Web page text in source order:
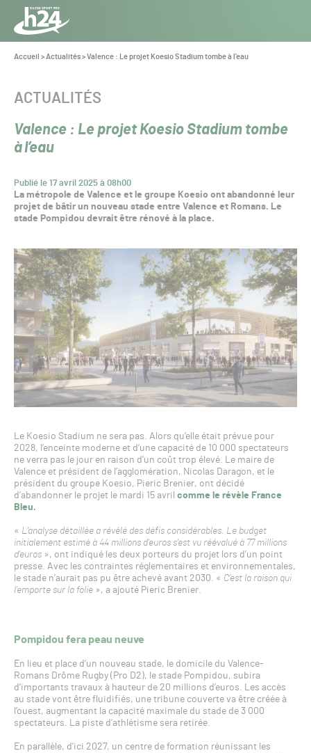
Panneau de gestion des cookies
Aller au contenu
Toute
l’info
Pro
Vous
Accueil >Actualités>Valence : Le projet Koesio Stadium tombe à l’eau
Valence : Le projet Koesio Stadium tombe
à l’eau
Publié le 17 avril 2025 à 08h00
CATÉGORIE :
ACTUALITÉS
La métropole de Valence et le groupe Koesio ont abandonné leur
projet de bâtir un nouveau stade entre Valence et Romans. Le
stade Pompidou devrait être rénové à la place.
Le Koesio Stadium ne sera pas. Alors qu’elle était prévue pour
2028, l’enceinte moderne et d’une capacité de 10 000 spectateurs
ne verra pas le jour en raison d’un coût trop élevé. Le maire de
Valence et président de l’agglomération, Nicolas Daragon, et le
président du groupe Koesio, Pieric Brenier, ont décidé
d’abandonner le projet le mardi 15 avril comme le révèle France
Bleu.
« L’analyse détaillée a révélé des défis considérables. Le budget
initialement estimé à 44 millions d’euros s’est vu réévalué à 77 millions
d’euros», ont indiqué les deux porteurs du projet lors d’un point
presse. Avec les contraintes réglementaires et environnementales,
le stade n’aurait pas pu être achevé avant 2030. « C’est la raison qui
l’emporte sur la folie», a ajouté Pieric Brenier.
Pompidou fera peau neuve
En lieu et place d’un nouveau stade, le domicile du Valence-
Romans Drôme Rugby (Pro D2), le stade Pompidou, subira
d’importants travaux à hauteur de 20 millions d’euros. Les accès
au stade vont être fluidifiés, une tribune couverte va être créée à
l’ouest, augmentant la capacité maximale du stade de 3 000
spectateurs. La piste d’athlétisme sera retirée.
En parallèle, d’ici 2027, un centre de formation réunissant les